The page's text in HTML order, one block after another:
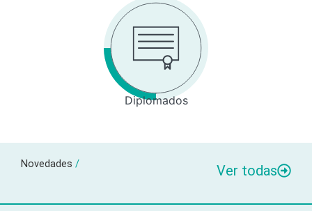
Diplomados
Novedades / Ver todas